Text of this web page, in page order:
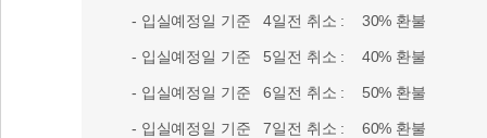
- 입실예정일 기준 4일전 취소 : 30% 환불
- 입실예정일 기준 5일전 취소 : 40% 환불
- 입실예정일 기준 6일전 취소 : 50% 환불
- 입실예정일 기준 7일전 취소 : 60% 환불